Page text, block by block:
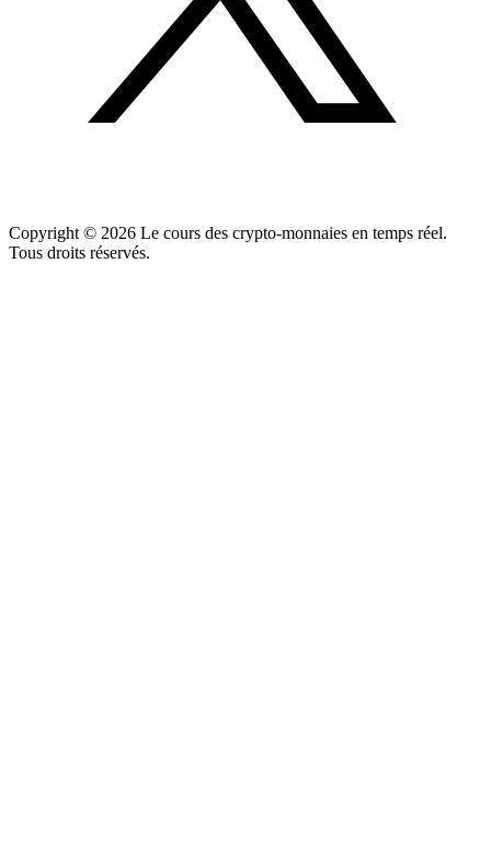
Copyright © 2026 Le cours des crypto-monnaies en temps réel.
Tous droits réservés.